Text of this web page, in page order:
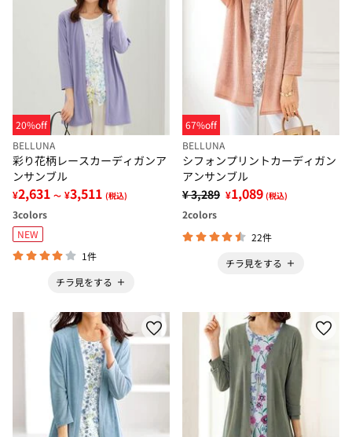
20%off
BELLUNA
彩り花柄レースカーディガンア
ンサンブル
¥2,631 ～ ¥3,511 (税込)
3colors
NEW
1件
チラ見をする
67%off
BELLUNA
シフォンプリントカーディガン
アンサンブル
¥ 3,289 ¥1,089 (税込)
2colors
22件
チラ見をする